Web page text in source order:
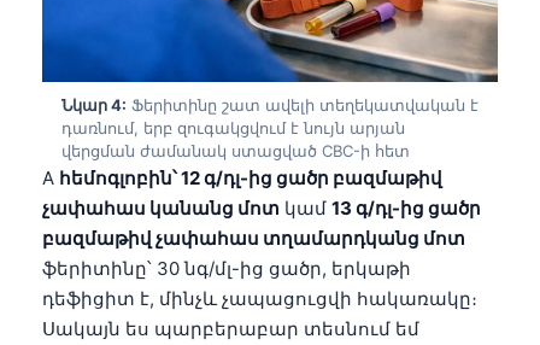
Նկար 4: Ֆերիտինը շատ ավելի տեղեկատվական է
դառնում, երբ զուգակցվում է նույն արյան
վերցման ժամանակ ստացված CBC-ի հետ
A հեմոգլոբին՝ 12 գ/դլ-ից ցածր բազմաթիվ
չափահաս կանանց մոտ կամ 13 գ/դլ-ից ցածր
բազմաթիվ չափահաս տղամարդկանց մոտ
ֆերիտինը՝ 30 նգ/մլ-ից ցածր, երկաթի
դեֆիցիտ է, մինչև չապացուցվի հակառակը։
Սակայն ես պարբերաբար տեսնում եմ
Eesti
日本語
Čeština
ქართული
Русский
Lietuvių kalba
Polski